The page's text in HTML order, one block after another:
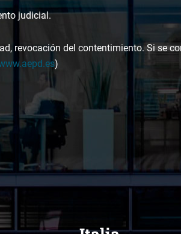
judicial.
revocación del contentimiento. Si se
)